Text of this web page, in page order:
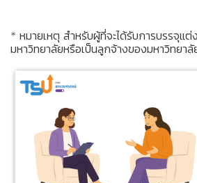
* หมายเหตุ สำหรับผู้ที่จะได้รับการบรรจุแ
มหาวิทยาลัยหรือเป็นลูกจ้างของมหาวิทยาลั